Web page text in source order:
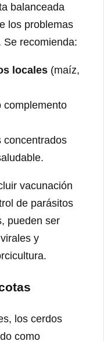
balanceada
los problemas
Se recomienda:
locales (maíz,
complemento
concentrados
vacunación
de parásitos
pueden ser
y
los cerdos
como